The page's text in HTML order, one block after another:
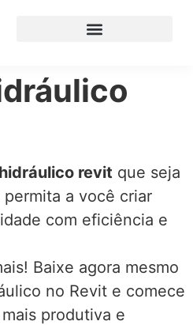
revit que seja
a você criar
com eficiência e
Baixe agora mesmo
no Revit e comece
produtiva e